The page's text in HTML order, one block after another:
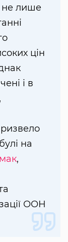
не лише
цін
і в
на
,
ООН